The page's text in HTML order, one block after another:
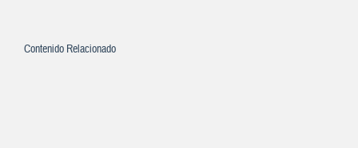
Contenido Relacionado